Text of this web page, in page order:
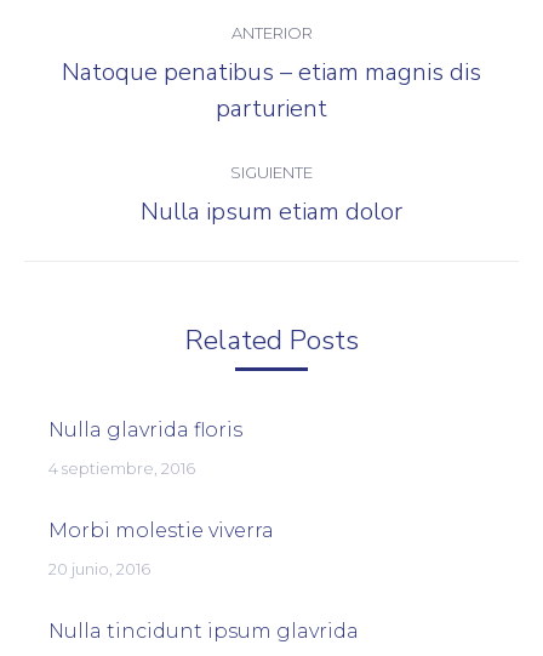
entre
publicaciones
ANTERIOR
Publicación
anterior:
Natoque penatibus – etiam magnis dis
parturient
SIGUIENTE
Publicación
Nulla ipsum etiam dolor
Related Posts
Nulla glavrida floris
4 septiembre, 2016
Morbi molestie viverra
20 junio, 2016
Nulla tincidunt ipsum glavrida